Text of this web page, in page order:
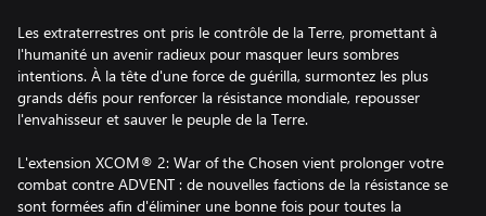
Les extraterrestres ont pris le contrôle de la Terre, promettant à
l'humanité un avenir radieux pour masquer leurs sombres
intentions. À la tête d'une force de guérilla, surmontez les plus
grands défis pour renforcer la résistance mondiale, repousser
l'envahisseur et sauver le peuple de la Terre.
L'extension XCOM® 2: War of the Chosen vient prolonger votre
combat contre ADVENT : de nouvelles factions de la résistance se
sont formées afin d'éliminer une bonne fois pour toutes la